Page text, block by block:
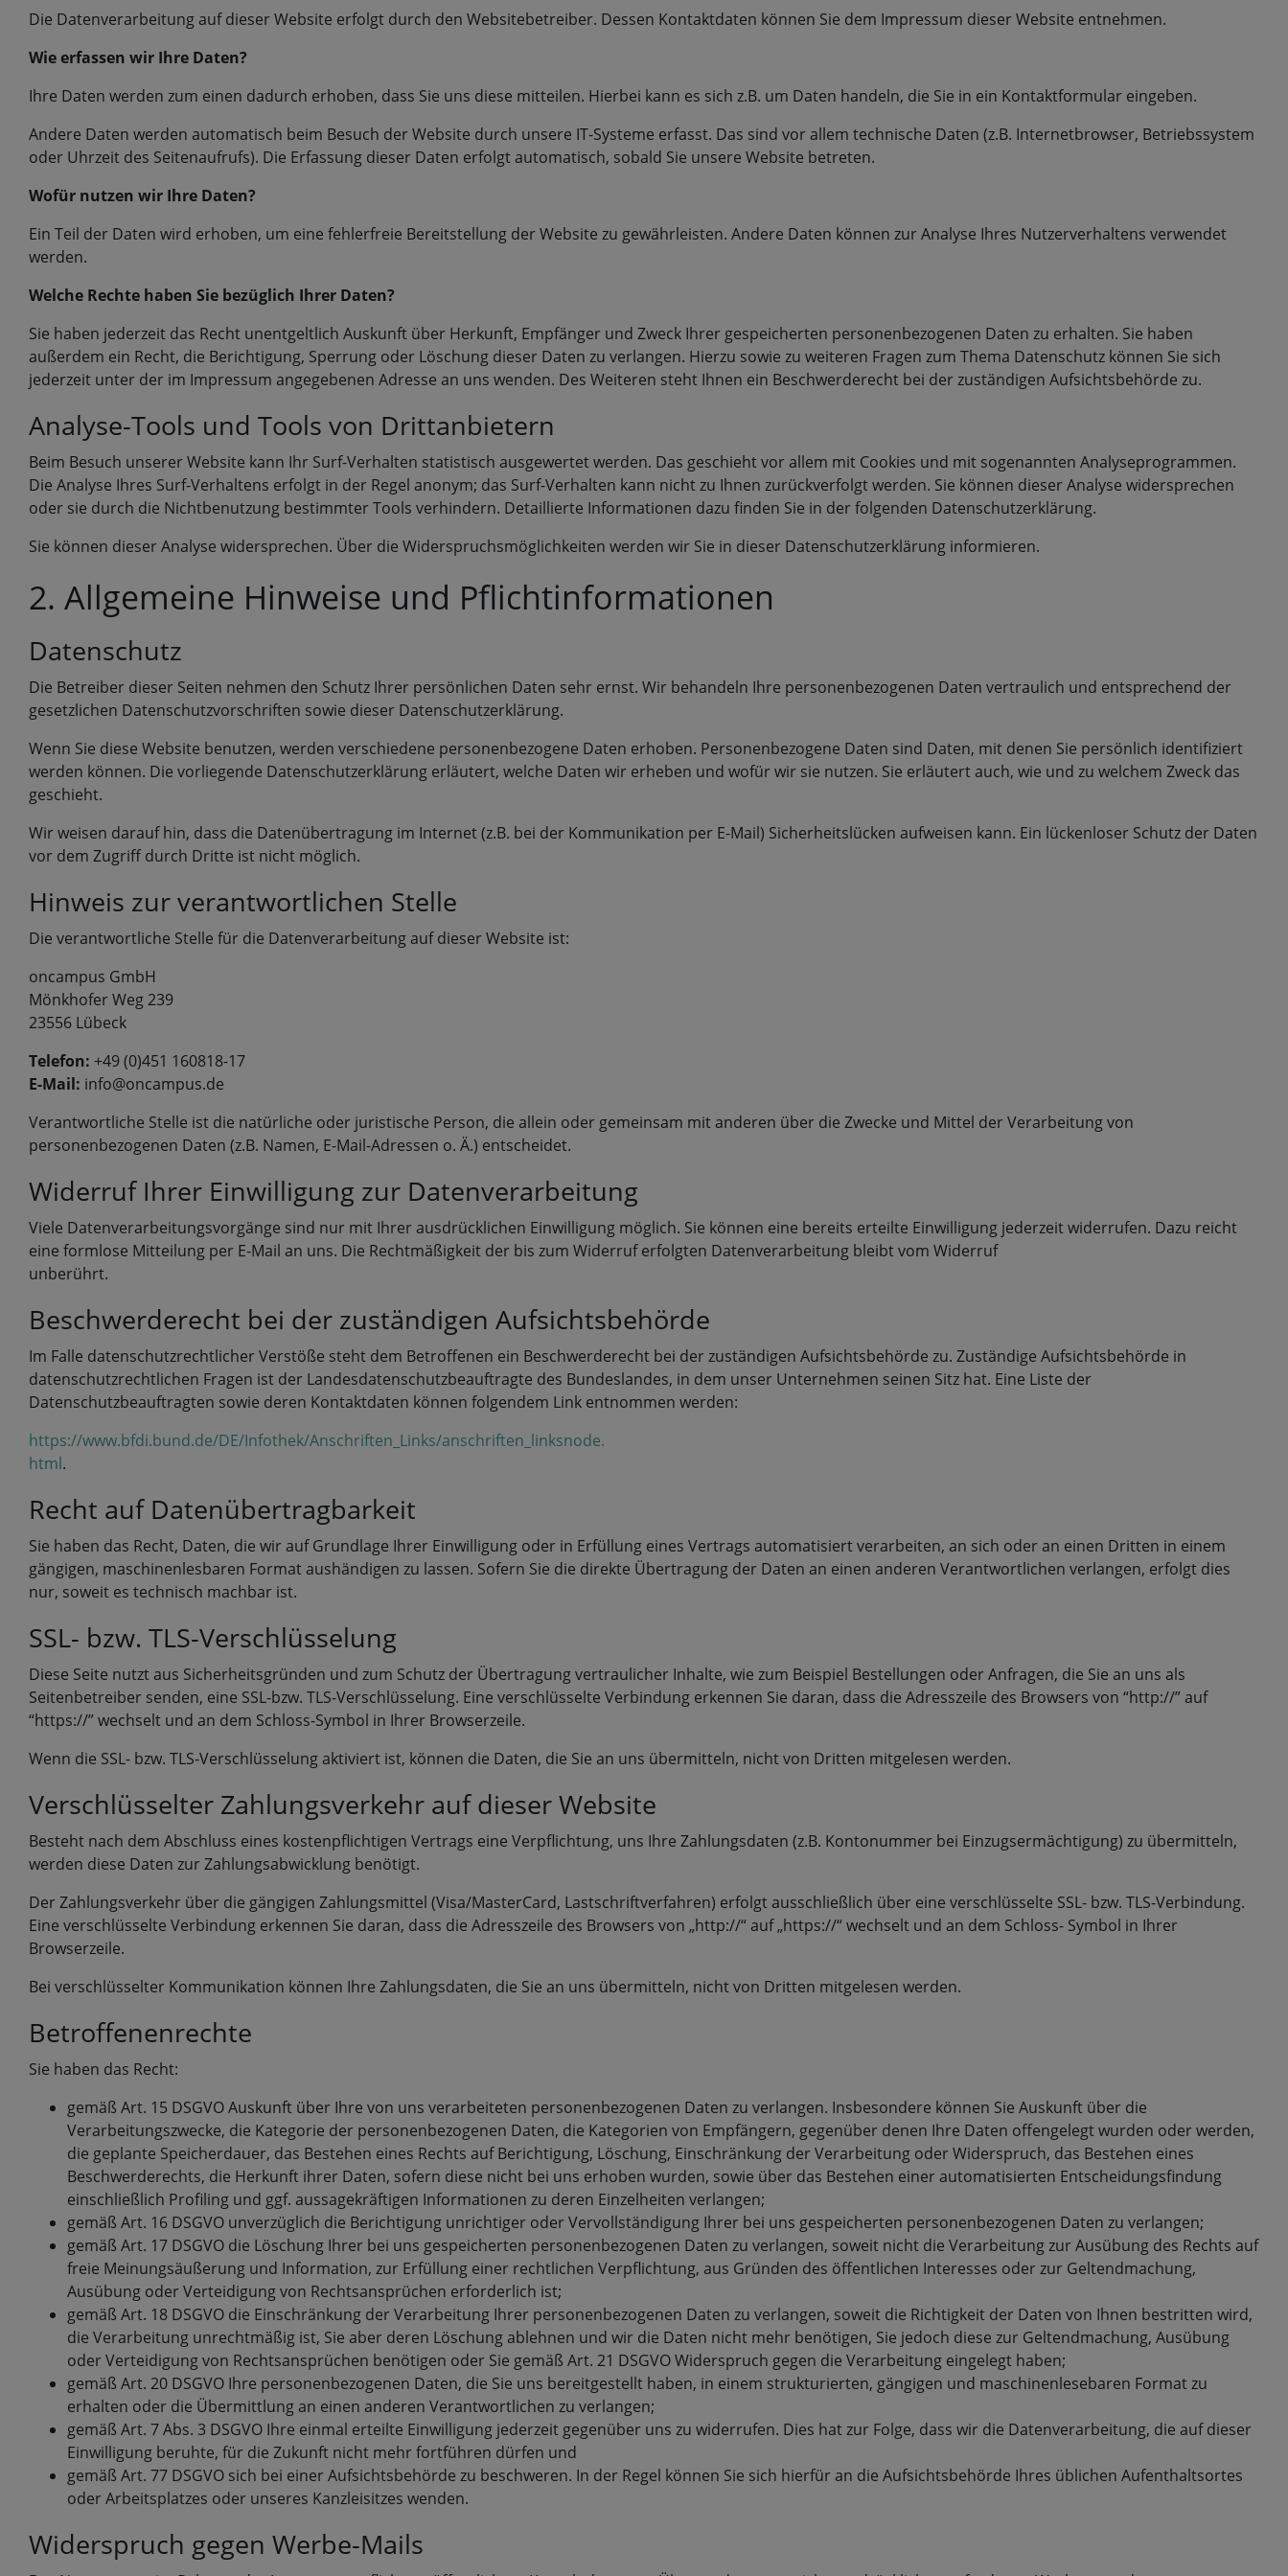
Die Datenverarbeitung auf dieser Website erfolgt durch den Websitebetreiber. Dessen Kontaktdaten können Sie dem Impressum dieser Website entnehmen.
Wie erfassen wir Ihre Daten?
Ihre Daten werden zum einen dadurch erhoben, dass Sie uns diese mitteilen. Hierbei kann es sich z.B. um Daten handeln, die Sie in ein Kontaktformular eingeben.
Andere Daten werden automatisch beim Besuch der Website durch unsere IT-Systeme erfasst. Das sind vor allem technische Daten (z.B. Internetbrowser, Betriebssystem
oder Uhrzeit des Seitenaufrufs). Die Erfassung dieser Daten erfolgt automatisch, sobald Sie unsere Website betreten.
Wofür nutzen wir Ihre Daten?
Ein Teil der Daten wird erhoben, um eine fehlerfreie Bereitstellung der Website zu gewährleisten. Andere Daten können zur Analyse Ihres Nutzerverhaltens verwendet
werden.
Welche Rechte haben Sie bezüglich Ihrer Daten?
Sie haben jederzeit das Recht unentgeltlich Auskunft über Herkunft, Empfänger und Zweck Ihrer gespeicherten personenbezogenen Daten zu erhalten. Sie haben
außerdem ein Recht, die Berichtigung, Sperrung oder Löschung dieser Daten zu verlangen. Hierzu sowie zu weiteren Fragen zum Thema Datenschutz können Sie sich
jederzeit unter der im Impressum angegebenen Adresse an uns wenden. Des Weiteren steht Ihnen ein Beschwerderecht bei der zuständigen Aufsichtsbehörde zu.
Analyse-Tools und Tools von Drittanbietern
Beim Besuch unserer Website kann Ihr Surf-Verhalten statistisch ausgewertet werden. Das geschieht vor allem mit Cookies und mit sogenannten Analyseprogrammen.
Die Analyse Ihres Surf-Verhaltens erfolgt in der Regel anonym; das Surf-Verhalten kann nicht zu Ihnen zurückverfolgt werden. Sie können dieser Analyse widersprechen
oder sie durch die Nichtbenutzung bestimmter Tools verhindern. Detaillierte Informationen dazu finden Sie in der folgenden Datenschutzerklärung.
Sie können dieser Analyse widersprechen. Über die Widerspruchsmöglichkeiten werden wir Sie in dieser Datenschutzerklärung informieren.
2. Allgemeine Hinweise und Pflichtinformationen
Datenschutz
Die Betreiber dieser Seiten nehmen den Schutz Ihrer persönlichen Daten sehr ernst. Wir behandeln Ihre personenbezogenen Daten vertraulich und entsprechend der
gesetzlichen Datenschutzvorschriften sowie dieser Datenschutzerklärung.
Wenn Sie diese Website benutzen, werden verschiedene personenbezogene Daten erhoben. Personenbezogene Daten sind Daten, mit denen Sie persönlich identifiziert
werden können. Die vorliegende Datenschutzerklärung erläutert, welche Daten wir erheben und wofür wir sie nutzen. Sie erläutert auch, wie und zu welchem Zweck das
geschieht.
Wir weisen darauf hin, dass die Datenübertragung im Internet (z.B. bei der Kommunikation per E-Mail) Sicherheitslücken aufweisen kann. Ein lückenloser Schutz der Daten
vor dem Zugriff durch Dritte ist nicht möglich.
Hinweis zur verantwortlichen Stelle
Die verantwortliche Stelle für die Datenverarbeitung auf dieser Website ist:
oncampus GmbH
Mönkhofer Weg 239
23556 Lübeck
Telefon: +49 (0)451 160818-17
E-Mail: info@oncampus.de
Verantwortliche Stelle ist die natürliche oder juristische Person, die allein oder gemeinsam mit anderen über die Zwecke und Mittel der Verarbeitung von
personenbezogenen Daten (z.B. Namen, E-Mail-Adressen o. Ä.) entscheidet.
Widerruf Ihrer Einwilligung zur Datenverarbeitung
Viele Datenverarbeitungsvorgänge sind nur mit Ihrer ausdrücklichen Einwilligung möglich. Sie können eine bereits erteilte Einwilligung jederzeit widerrufen. Dazu reicht
eine formlose Mitteilung per E-Mail an uns. Die Rechtmäßigkeit der bis zum Widerruf erfolgten Datenverarbeitung bleibt vom Widerruf
unberührt.
Beschwerderecht bei der zuständigen Aufsichtsbehörde
Im Falle datenschutzrechtlicher Verstöße steht dem Betroffenen ein Beschwerderecht bei der zuständigen Aufsichtsbehörde zu. Zuständige Aufsichtsbehörde in
datenschutzrechtlichen Fragen ist der Landesdatenschutzbeauftragte des Bundeslandes, in dem unser Unternehmen seinen Sitz hat. Eine Liste der
Datenschutzbeauftragten sowie deren Kontaktdaten können folgendem Link entnommen werden:
https://www.bfdi.bund.de/DE/Infothek/Anschriften_Links/anschriften_linksnode.
html.
Recht auf Datenübertragbarkeit
Sie haben das Recht, Daten, die wir auf Grundlage Ihrer Einwilligung oder in Erfüllung eines Vertrags automatisiert verarbeiten, an sich oder an einen Dritten in einem
gängigen, maschinenlesbaren Format aushändigen zu lassen. Sofern Sie die direkte Übertragung der Daten an einen anderen Verantwortlichen verlangen, erfolgt dies
nur, soweit es technisch machbar ist.
SSL- bzw. TLS-Verschlüsselung
Diese Seite nutzt aus Sicherheitsgründen und zum Schutz der Übertragung vertraulicher Inhalte, wie zum Beispiel Bestellungen oder Anfragen, die Sie an uns als
Seitenbetreiber senden, eine SSL-bzw. TLS-Verschlüsselung. Eine verschlüsselte Verbindung erkennen Sie daran, dass die Adresszeile des Browsers von “http://” auf
“https://” wechselt und an dem Schloss-Symbol in Ihrer Browserzeile.
Wenn die SSL- bzw. TLS-Verschlüsselung aktiviert ist, können die Daten, die Sie an uns übermitteln, nicht von Dritten mitgelesen werden.
Verschlüsselter Zahlungsverkehr auf dieser Website
Besteht nach dem Abschluss eines kostenpflichtigen Vertrags eine Verpflichtung, uns Ihre Zahlungsdaten (z.B. Kontonummer bei Einzugsermächtigung) zu übermitteln,
werden diese Daten zur Zahlungsabwicklung benötigt.
Der Zahlungsverkehr über die gängigen Zahlungsmittel (Visa/MasterCard, Lastschriftverfahren) erfolgt ausschließlich über eine verschlüsselte SSL- bzw. TLS-Verbindung.
Eine verschlüsselte Verbindung erkennen Sie daran, dass die Adresszeile des Browsers von „http://“ auf „https://“ wechselt und an dem Schloss- Symbol in Ihrer
Browserzeile.
Bei verschlüsselter Kommunikation können Ihre Zahlungsdaten, die Sie an uns übermitteln, nicht von Dritten mitgelesen werden.
Betroffenenrechte
Sie haben das Recht:
gemäß Art. 15 DSGVO Auskunft über Ihre von uns verarbeiteten personenbezogenen Daten zu verlangen. Insbesondere können Sie Auskunft über die
Verarbeitungszwecke, die Kategorie der personenbezogenen Daten, die Kategorien von Empfängern, gegenüber denen Ihre Daten offengelegt wurden oder werden,
die geplante Speicherdauer, das Bestehen eines Rechts auf Berichtigung, Löschung, Einschränkung der Verarbeitung oder Widerspruch, das Bestehen eines
Beschwerderechts, die Herkunft ihrer Daten, sofern diese nicht bei uns erhoben wurden, sowie über das Bestehen einer automatisierten Entscheidungsfindung
einschließlich Profiling und ggf. aussagekräftigen Informationen zu deren Einzelheiten verlangen;
gemäß Art. 16 DSGVO unverzüglich die Berichtigung unrichtiger oder Vervollständigung Ihrer bei uns gespeicherten personenbezogenen Daten zu verlangen;
gemäß Art. 17 DSGVO die Löschung Ihrer bei uns gespeicherten personenbezogenen Daten zu verlangen, soweit nicht die Verarbeitung zur Ausübung des Rechts auf
freie Meinungsäußerung und Information, zur Erfüllung einer rechtlichen Verpflichtung, aus Gründen des öffentlichen Interesses oder zur Geltendmachung,
Ausübung oder Verteidigung von Rechtsansprüchen erforderlich ist;
gemäß Art. 18 DSGVO die Einschränkung der Verarbeitung Ihrer personenbezogenen Daten zu verlangen, soweit die Richtigkeit der Daten von Ihnen bestritten wird,
die Verarbeitung unrechtmäßig ist, Sie aber deren Löschung ablehnen und wir die Daten nicht mehr benötigen, Sie jedoch diese zur Geltendmachung, Ausübung
oder Verteidigung von Rechtsansprüchen benötigen oder Sie gemäß Art. 21 DSGVO Widerspruch gegen die Verarbeitung eingelegt haben;
gemäß Art. 20 DSGVO Ihre personenbezogenen Daten, die Sie uns bereitgestellt haben, in einem strukturierten, gängigen und maschinenlesebaren Format zu
erhalten oder die Übermittlung an einen anderen Verantwortlichen zu verlangen;
gemäß Art. 7 Abs. 3 DSGVO Ihre einmal erteilte Einwilligung jederzeit gegenüber uns zu widerrufen. Dies hat zur Folge, dass wir die Datenverarbeitung, die auf dieser
Einwilligung beruhte, für die Zukunft nicht mehr fortführen dürfen und
gemäß Art. 77 DSGVO sich bei einer Aufsichtsbehörde zu beschweren. In der Regel können Sie sich hierfür an die Aufsichtsbehörde Ihres üblichen Aufenthaltsortes
oder Arbeitsplatzes oder unseres Kanzleisitzes wenden.
Widerspruch gegen Werbe-Mails